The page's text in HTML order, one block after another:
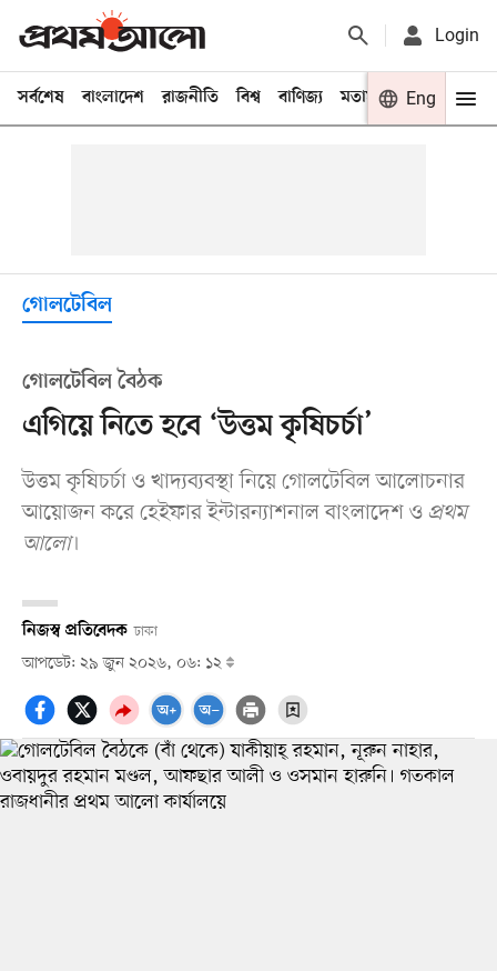
Login
সর্বশেষ বাংলাদেশ রাজনীতি বিশ্ব বাণিজ্য মতামত খেলা
Eng
গোলটেবিল
গোলটেবিল বৈঠক
এগিয়ে নিতে হবে ‘উত্তম কৃষিচর্চা’
উত্তম কৃষিচর্চা ও খাদ্যব্যবস্থা নিয়ে গোলটেবিল আলোচনার
আয়োজন করে হেইফার ইন্টারন্যাশনাল বাংলাদেশ ও প্রথম
আলো।
নিজস্ব প্রতিবেদক ঢাকা
আপডেট: ২৯ জুন ২০২৬, ০৬: ১২